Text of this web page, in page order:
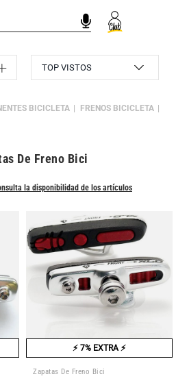
BICICLETA
FRENOS BICICLETA
la disponibilidad de los artículos
De Freno Bici
⚡ 7% EXTRA ⚡
Zapatas De Freno Bici